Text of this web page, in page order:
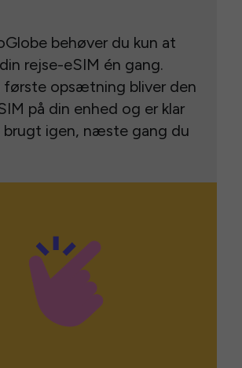
behøver du kun at
rejse-eSIM én gang.
første opsætning bliver den
på din enhed og er klar
brugt igen, næste gang du